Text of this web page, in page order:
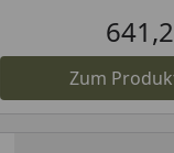
Zum